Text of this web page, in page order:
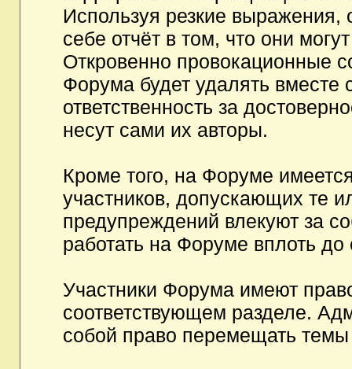
Используя резкие выражения,
себе отчёт в том, что они
Откровенно провокационные
Форума будет удалять вместе
ответственность за
несут сами их авторы.
Кроме того, на Форуме
участников, допускающих те
предупреждений влекуют за
работать на Форуме вплоть
Участники Форума имеют
соответствующем разделе.
собой право перемещать темы